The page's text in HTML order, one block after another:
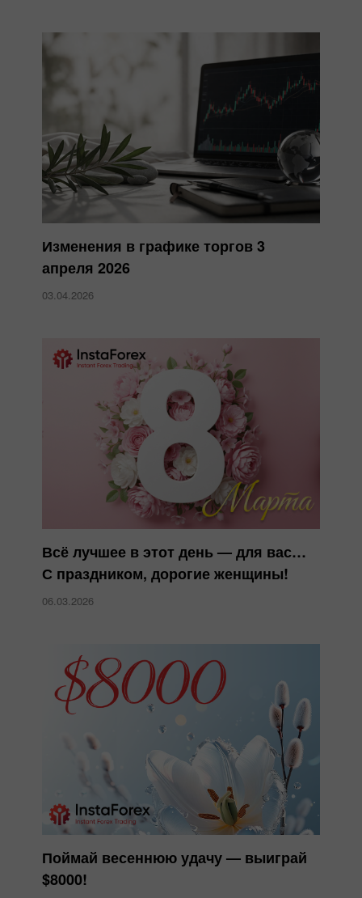
Изменения в графике торгов 3
апреля 2026
03.04.2026
Всё лучшее в этот день — для вас…
С праздником, дорогие женщины!
06.03.2026
Поймай весеннюю удачу — выиграй
$8000!